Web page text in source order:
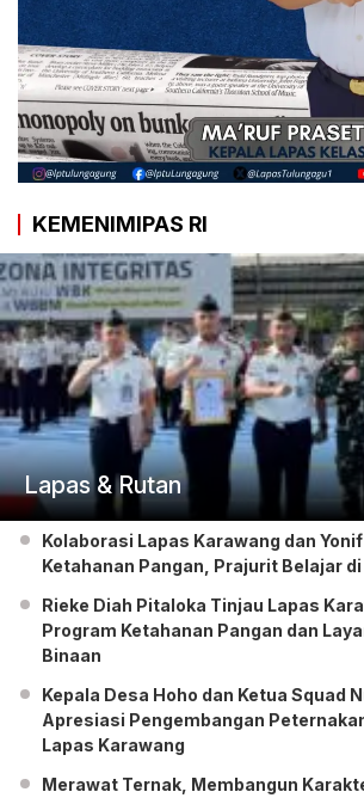
KEMENIMIPAS RI
Lapas & Rutan
Kolaborasi Lapas Karawang dan
Ketahanan Pangan, Prajurit Belajar
Rieke Diah Pitaloka Tinjau Lapas
Program Ketahanan Pangan dan
Binaan
Kepala Desa Hoho dan Ketua Squad
Apresiasi Pengembangan
Lapas Karawang
Merawat Ternak, Membangun